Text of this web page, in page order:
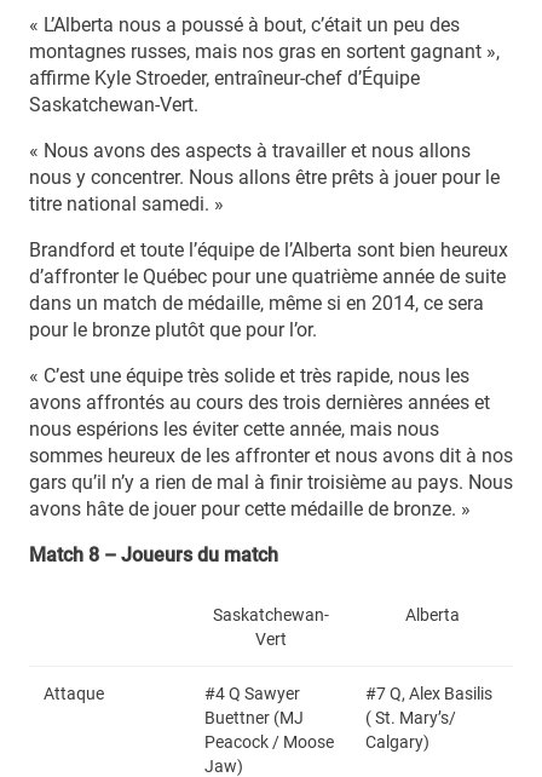
« L’Alberta nous a poussé à bout, c’était un peu des
montagnes russes, mais nos gras en sortent gagnant »,
affirme Kyle Stroeder, entraîneur-chef d’Équipe
Saskatchewan-Vert.
« Nous avons des aspects à travailler et nous allons
nous y concentrer. Nous allons être prêts à jouer pour le
titre national samedi. »
Brandford et toute l’équipe de l’Alberta sont bien heureux
d’affronter le Québec pour une quatrième année de suite
dans un match de médaille, même si en 2014, ce sera
pour le bronze plutôt que pour l’or.
« C’est une équipe très solide et très rapide, nous les
avons affrontés au cours des trois dernières années et
nous espérions les éviter cette année, mais nous
sommes heureux de les affronter et nous avons dit à nos
gars qu’il n’y a rien de mal à finir troisième au pays. Nous
avons hâte de jouer pour cette médaille de bronze. »
Match 8 – Joueurs du match
Saskatchewan-
Vert
Alberta
Attaque
#4 Q Sawyer
Buettner (MJ
Peacock / Moose
Jaw)
#7 Q, Alex Basilis
( St. Mary’s/
Calgary)